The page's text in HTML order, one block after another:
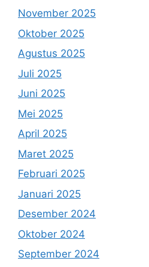
November 2025
Oktober 2025
Agustus 2025
Juli 2025
Juni 2025
Mei 2025
April 2025
Maret 2025
Februari 2025
Januari 2025
Desember 2024
Oktober 2024
September 2024